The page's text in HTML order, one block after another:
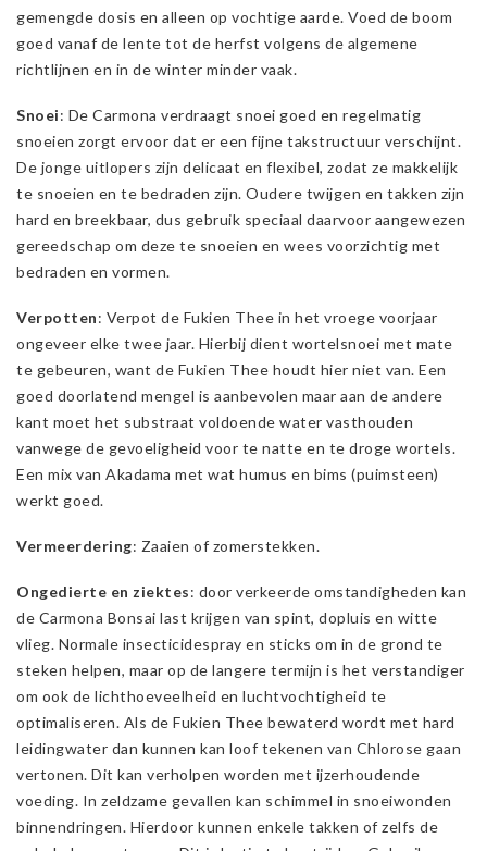
gemengde dosis en alleen op vochtige aarde. Voed de boom
goed vanaf de lente tot de herfst volgens de algemene
richtlijnen en in de winter minder vaak.
Snoei: De Carmona verdraagt snoei goed en regelmatig
snoeien zorgt ervoor dat er een fijne takstructuur verschijnt.
De jonge uitlopers zijn delicaat en flexibel, zodat ze makkelijk
te snoeien en te bedraden zijn. Oudere twijgen en takken zijn
hard en breekbaar, dus gebruik speciaal daarvoor aangewezen
gereedschap om deze te snoeien en wees voorzichtig met
bedraden en vormen.
Verpotten: Verpot de Fukien Thee in het vroege voorjaar
ongeveer elke twee jaar. Hierbij dient wortelsnoei met mate
te gebeuren, want de Fukien Thee houdt hier niet van. Een
goed doorlatend mengel is aanbevolen maar aan de andere
kant moet het substraat voldoende water vasthouden
vanwege de gevoeligheid voor te natte en te droge wortels.
Een mix van Akadama met wat humus en bims (puimsteen)
werkt goed.
Vermeerdering: Zaaien of zomerstekken.
Ongedierte en ziektes: door verkeerde omstandigheden kan
de Carmona Bonsai last krijgen van spint, dopluis en witte
vlieg. Normale insecticidespray en sticks om in de grond te
steken helpen, maar op de langere termijn is het verstandiger
om ook de lichthoeveelheid en luchtvochtigheid te
optimaliseren. Als de Fukien Thee bewaterd wordt met hard
leidingwater dan kunnen kan loof tekenen van Chlorose gaan
vertonen. Dit kan verholpen worden met ijzerhoudende
voeding. In zeldzame gevallen kan schimmel in snoeiwonden
binnendringen. Hierdoor kunnen enkele takken of zelfs de